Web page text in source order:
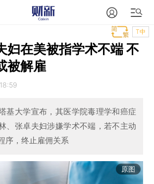
T中
妇在美被指学术不端 不
被解雇
基大学宣布，其医学院毒理学和癌症
、张卓夫妇涉嫌学术不端，若不主动
序，终止雇佣关系
原图